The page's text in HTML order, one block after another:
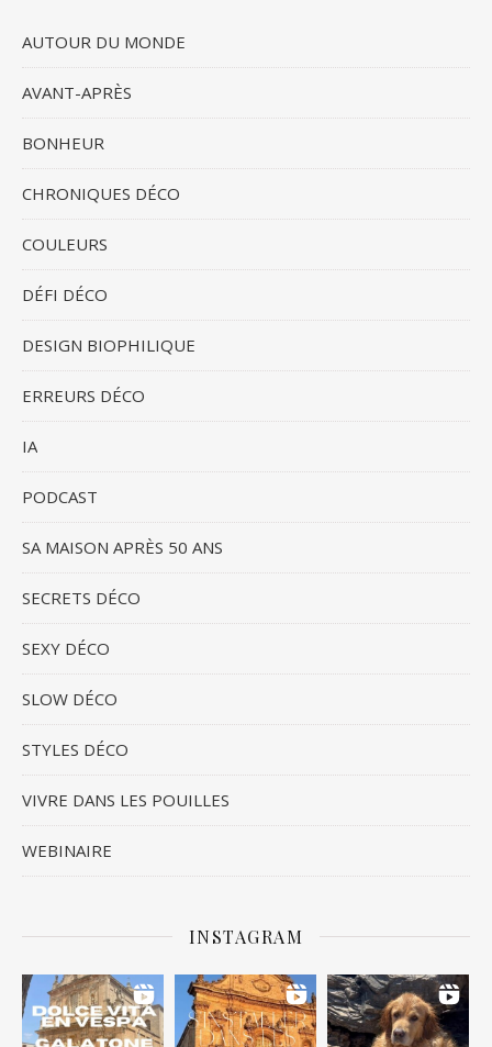
AUTOUR DU MONDE
AVANT-APRÈS
BONHEUR
CHRONIQUES DÉCO
COULEURS
DÉFI DÉCO
DESIGN BIOPHILIQUE
ERREURS DÉCO
IA
PODCAST
SA MAISON APRÈS 50 ANS
SECRETS DÉCO
SEXY DÉCO
SLOW DÉCO
STYLES DÉCO
VIVRE DANS LES POUILLES
WEBINAIRE
INSTAGRAM